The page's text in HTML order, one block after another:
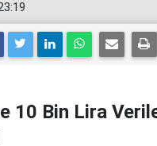
10 Bin Lira